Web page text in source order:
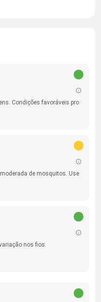
Condições favoráveis pro
de mosquitos. Use
nos fios.